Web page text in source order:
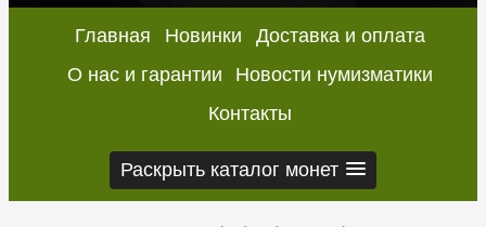
Главная Новинки
Доставка и оплата
О нас и гарантии
Новости нумизматики
Контакты
Раскрыть каталог монет